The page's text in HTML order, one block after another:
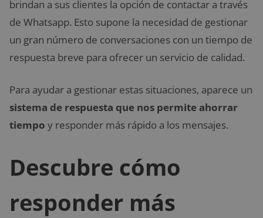
brindan a sus clientes la opción de contactar a través
de Whatsapp. Esto supone la necesidad de gestionar
un gran número de conversaciones con un tiempo de
respuesta breve para ofrecer un servicio de calidad.
Para ayudar a gestionar estas situaciones, aparece un
sistema de respuesta que nos permite ahorrar
tiempo y responder más rápido a los mensajes.
Descubre cómo
responder más